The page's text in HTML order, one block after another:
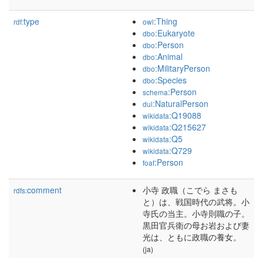
rdf:type owl:Thing
dbo:Eukaryote
dbo:Person
dbo:Animal
dbo:MilitaryPerson
dbo:Species
schema:Person
dul:NaturalPerson
wikidata:Q19088
wikidata:Q215627
wikidata:Q5
wikidata:Q729
foaf:Person
rdfs:comment
小寺 政職（こでら まさも
と）は、戦国時代の武将。小
寺氏の当主。小寺則職の子。
黒田官兵衛の母お岩および妻
光は、ともに政職の養女。
(ja)